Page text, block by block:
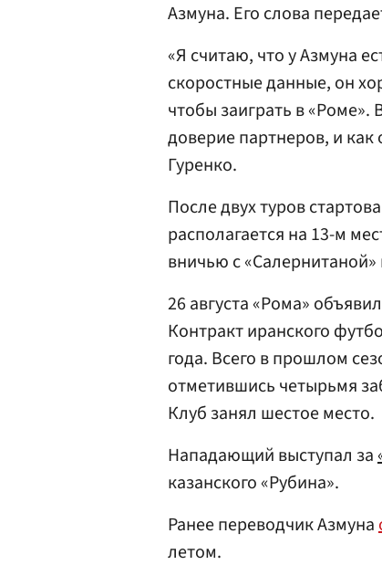
Азмуна. Его слова
«Я считаю, что у Азмуна
скоростные данные, он
чтобы заиграть в «Роме».
доверие партнеров, и как
Гуренко.
После двух туров
располагается на 13-м
вничью с
26 августа «Рома»
Контракт иранского
года. Всего в прошлом
отметившись четырьмя
Клуб занял шестое место.
Нападающий выступал за
казанского «Рубина».
Ранее переводчик Азмуна
летом.